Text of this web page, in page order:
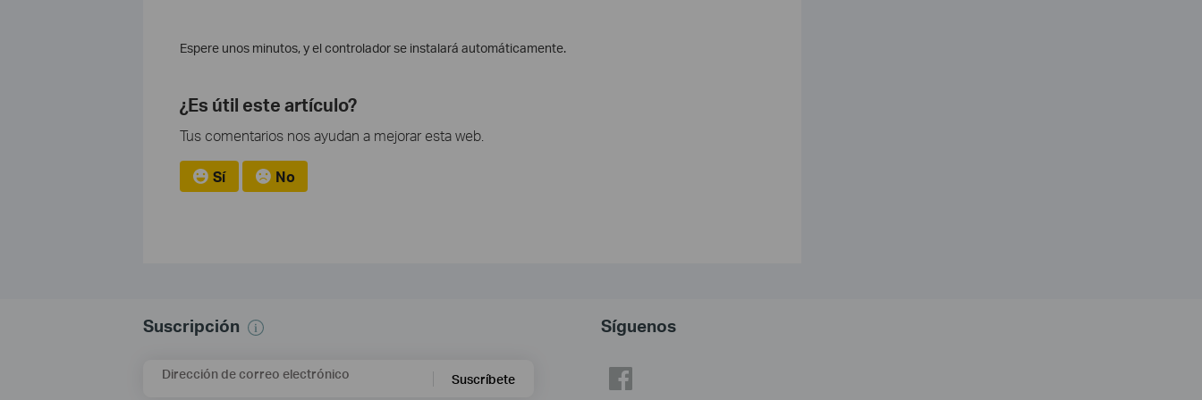
Espere unos minutos, y el controlador se instalará automáticamente.
¿Es útil este artículo?
Tus comentarios nos ayudan a mejorar esta web.
Sí No
Suscripción
Dirección de correo electrónico Suscríbete
Síguenos